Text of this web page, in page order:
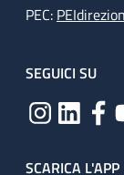
PEC:
SEGUICI SU
SCARICA L'APP